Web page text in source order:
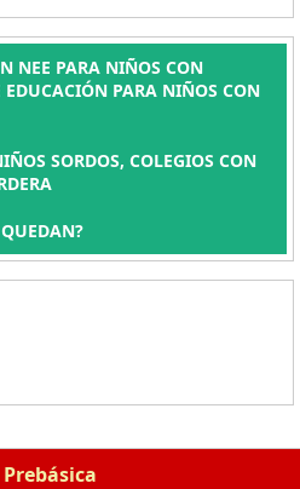
NEE PARA NIÑOS CON
EDUCACIÓN PARA NIÑOS CON
SORDOS, COLEGIOS CON